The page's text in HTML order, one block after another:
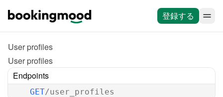
登録する
User profiles
User profiles
Endpoints
GET/user_profiles